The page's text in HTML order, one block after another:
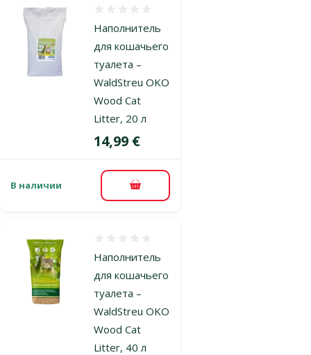
Наполнитель
для кошачьего
туалета –
WaldStreu OKO
Wood Cat
Litter, 20 л
Цена
14,99 €
В наличии В корзину
Наполнитель
для кошачьего
туалета –
WaldStreu OKO
Wood Cat
Litter, 40 л